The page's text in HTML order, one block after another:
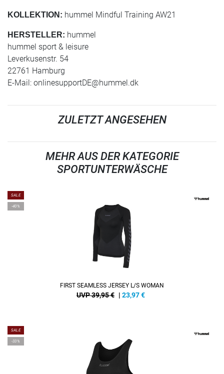
KOLLEKTION: hummel Mindful Training AW21
HERSTELLER: hummel
hummel sport & leisure
Leverkusenstr. 54
22761 Hamburg
E-Mail: onlinesupportDE@hummel.dk
ZULETZT ANGESEHEN
MEHR AUS DER KATEGORIE
SPORTUNTERWÄSCHE
SALE
-40%
FIRST SEAMLESS JERSEY L/S WOMAN
UVP 39,95 € | 23,97€
SALE
-33%